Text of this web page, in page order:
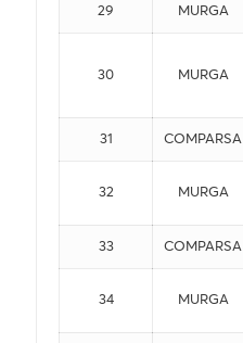
29 MURGA
30 MURGA
31 COMPARSA
32 MURGA
33 COMPARSA
34 MURGA